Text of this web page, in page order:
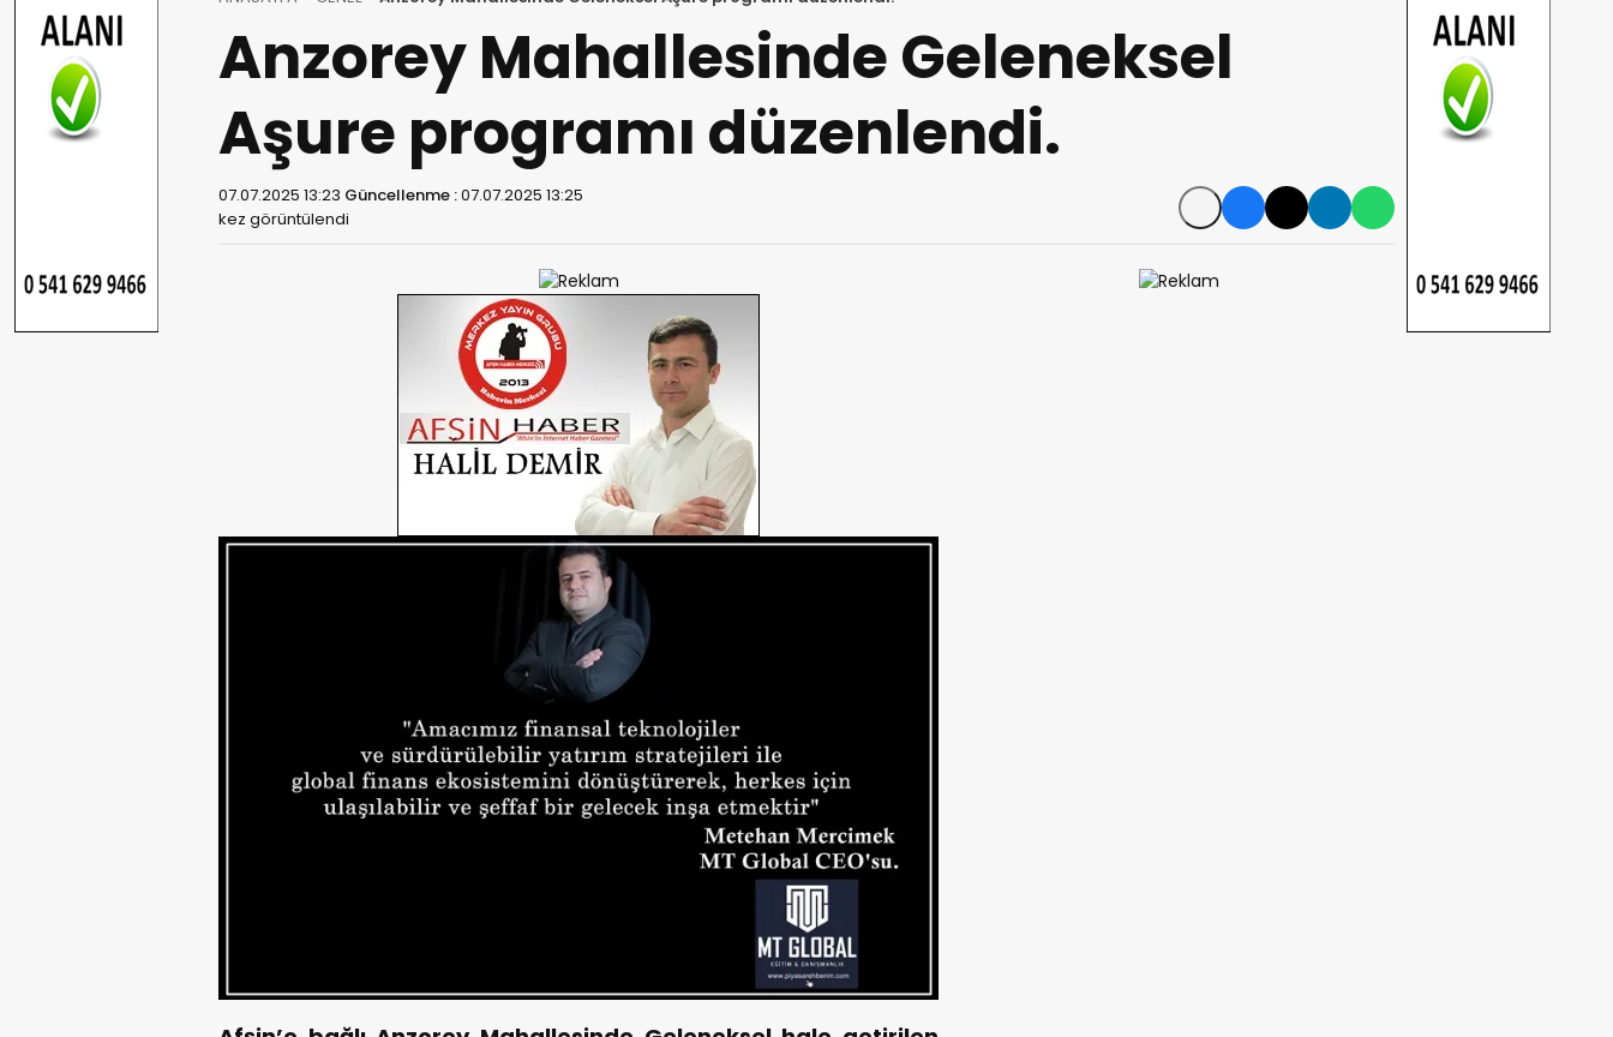
Anzorey Mahallesinde Geleneksel
Aşure programı düzenlendi.
07.07.2025 13:23 Güncellenme :07.07.2025 13:25
kez görüntülendi